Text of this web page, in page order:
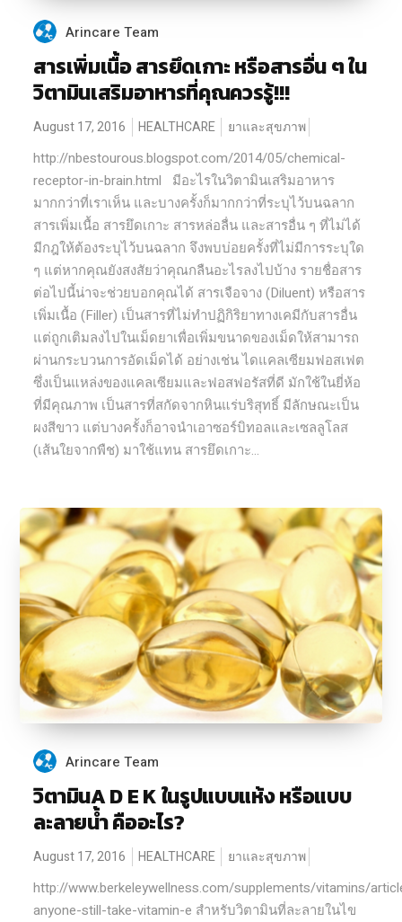
Arincare Team
สารเพิ่มเนื้อ สารยึดเกาะ หรือสารอื่น ๆ ใน
วิตามินเสริมอาหารที่คุณควรรู้!!!
August 17, 2016 HEALTHCARE ยาและสุขภาพ
http://nbestourous.blogspot.com/2014/05/chemical-
receptor-in-brain.html มีอะไรในวิตามินเสริมอาหาร
มากกว่าที่เราเห็น และบางครั้งก็มากกว่าที่ระบุไว้บนฉลาก
สารเพิ่มเนื้อ สารยึดเกาะ สารหล่อลื่น และสารอื่น ๆ ที่ไม่ได้
มีกฎให้ต้องระบุไว้บนฉลาก จึงพบบ่อยครั้งที่ไม่มีการระบุใด
ๆ แต่หากคุณยังสงสัยว่าคุณกลืนอะไรลงไปบ้าง รายชื่อสาร
ต่อไปนี้น่าจะช่วยบอกคุณได้ สารเจือจาง (Diluent) หรือสาร
เพิ่มเนื้อ (Filler) เป็นสารที่ไม่ทำปฏิกิริยาทางเคมีกับสารอื่น
แต่ถูกเติมลงไปในเม็ดยาเพื่อเพิ่มขนาดของเม็ดให้สามารถ
ผ่านกระบวนการอัดเม็ดได้ อย่างเช่น ไดแคลเซียมฟอสเฟต
ซึ่งเป็นแหล่งของแคลเซียมและฟอสฟอรัสที่ดี มักใช้ในยี่ห้อ
ที่มีคุณภาพ เป็นสารที่สกัดจากหินแร่บริสุทธิ์ มีลักษณะเป็น
ผงสีขาว แต่บางครั้งก็อาจนำเอาซอร์บิทอลและเซลลูโลส
(เส้นใยจากพืช) มาใช้แทน สารยึดเกาะ...
Arincare Team
วิตามินA D E K ในรูปแบบแห้ง หรือแบบ
ละลายน้ำ คืออะไร?
August 17, 2016 HEALTHCARE ยาและสุขภาพ
http://www.berkeleywellness.com/supplements/vitamins/
anyone-still-take-vitamin-e สำหรับวิตามินที่ละลายในไข